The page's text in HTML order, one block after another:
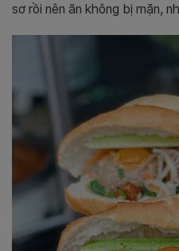
sơ rồi nên ăn không bị mặn,